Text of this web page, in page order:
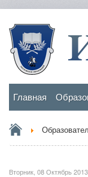
Главная
Вторник, 08 Октябрь